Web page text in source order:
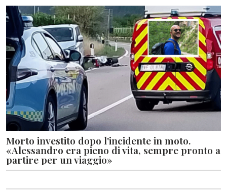
Morto investito dopo l'incidente in moto.
«Alessandro era pieno di vita, sempre pronto a
partire per un viaggio»